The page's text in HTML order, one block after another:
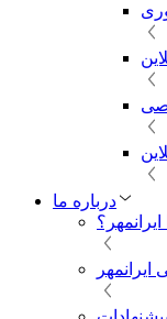
درباره ما